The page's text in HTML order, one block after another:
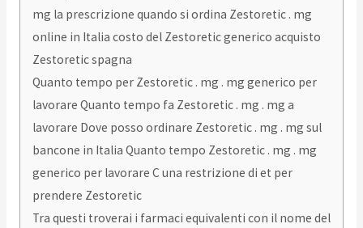
mg la prescrizione quando si ordina Zestoretic . mg
online in Italia costo del Zestoretic generico acquisto
Zestoretic spagna
Quanto tempo per Zestoretic . mg . mg generico per
lavorare Quanto tempo fa Zestoretic . mg . mg a
lavorare Dove posso ordinare Zestoretic . mg . mg sul
bancone in Italia Quanto tempo Zestoretic . mg . mg
generico per lavorare C una restrizione di et per
prendere Zestoretic
Tra questi troverai i farmaci equivalenti con il nome del